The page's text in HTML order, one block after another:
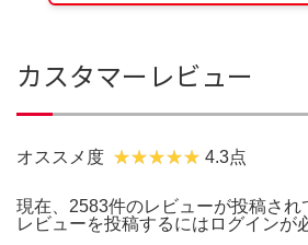
カスタマーレビュー
オススメ度 4.3点
現在、2583件のレビューが投稿され
レビューを投稿するには ログインが